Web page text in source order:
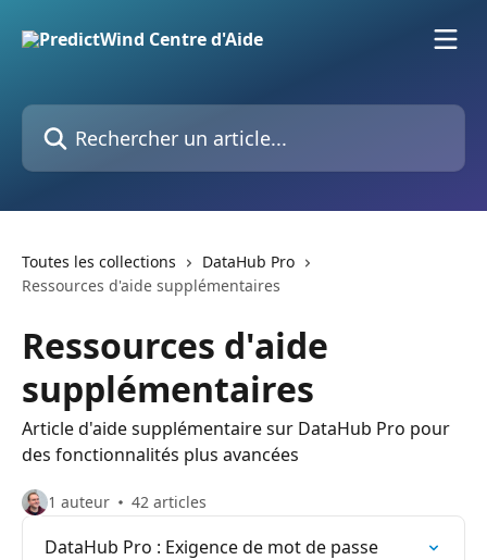
Rechercher un article...
Toutes les collections
DataHub Pro
Ressources d'aide supplémentaires
Ressources d'aide
supplémentaires
Article d'aide supplémentaire sur DataHub Pro pour
des fonctionnalités plus avancées
1 auteur 42 articles
DataHub Pro : Exigence de mot de passe